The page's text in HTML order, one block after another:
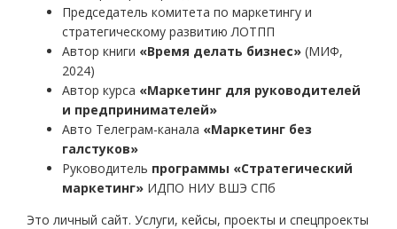
Председатель комитета по маркетингу и
стратегическому развитию ЛОТПП
Автор книги «Время делать бизнес» (МИФ,
2024)
Автор курса «Маркетинг для руководителей
и предпринимателей»
Авто Телеграм-канала «Маркетинг без
галстуков»
Руководитель программы «Стратегический
маркетинг» ИДПО НИУ ВШЭ СПб
Это личный сайт. Услуги, кейсы, проекты и спецпроекты